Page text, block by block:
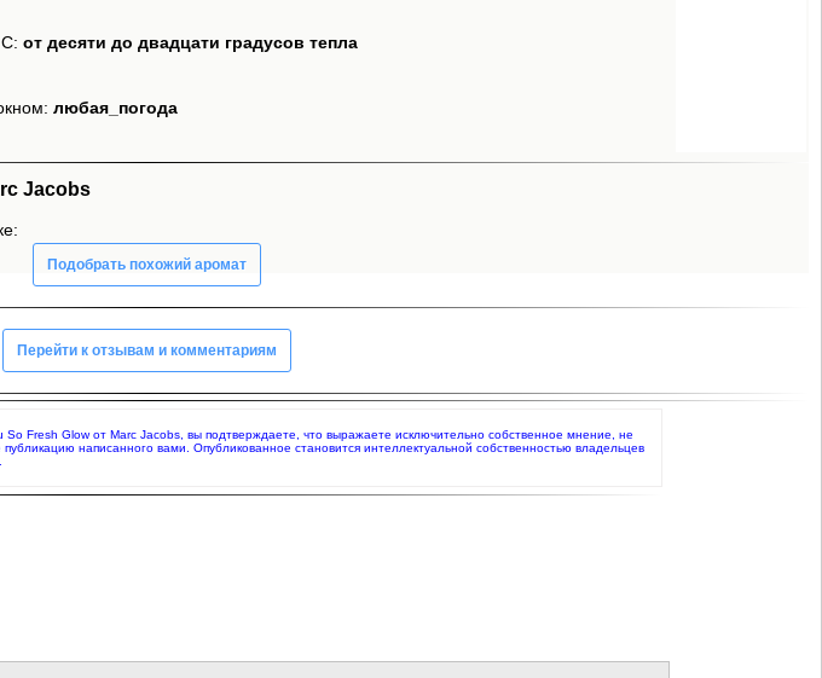
от десяти до двадцати градусов тепла
любая_погода
Jacobs
Подобрать похожий аромат
Перейти к отзывам и комментариям
Fresh Glow от Marc Jacobs, вы подтверждаете, что выражаете исключительно собственное мнение, не
написанного вами. Опубликованное становится интеллектуальной собственностью владельцев